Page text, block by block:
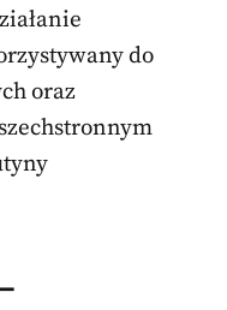
do
oraz